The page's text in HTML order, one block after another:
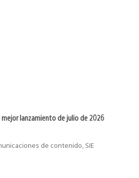
mejor lanzamiento de julio de 2026
de contenido, SIE